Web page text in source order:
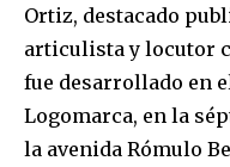
Ortiz, destacado
articulista y locutor
fue desarrollado en
Logomarca, en la
la avenida Rómulo